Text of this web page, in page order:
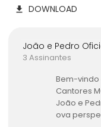
DOWNLOAD
João e Pedro
3 Assinantes
Bem-vindo
Cantores
João e
ova